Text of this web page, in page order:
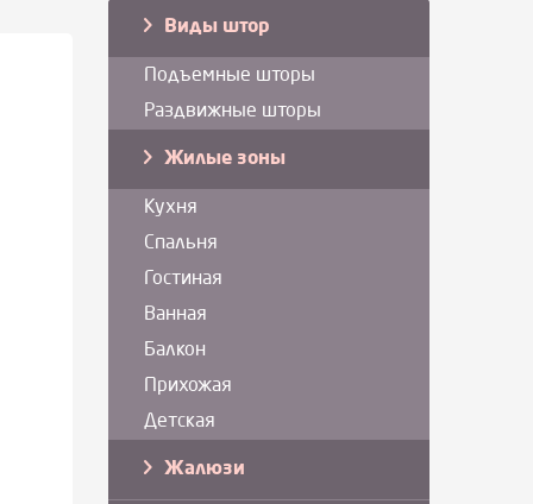
Виды штор
Подъемные шторы
Раздвижные шторы
Жилые зоны
Кухня
Спальня
Гостиная
Ванная
Балкон
Прихожая
Детская
Жалюзи